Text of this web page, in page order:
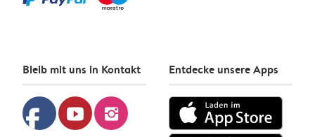
Bleib mit uns in Kontakt
facebook youtube instagram
Entdecke unsere Apps